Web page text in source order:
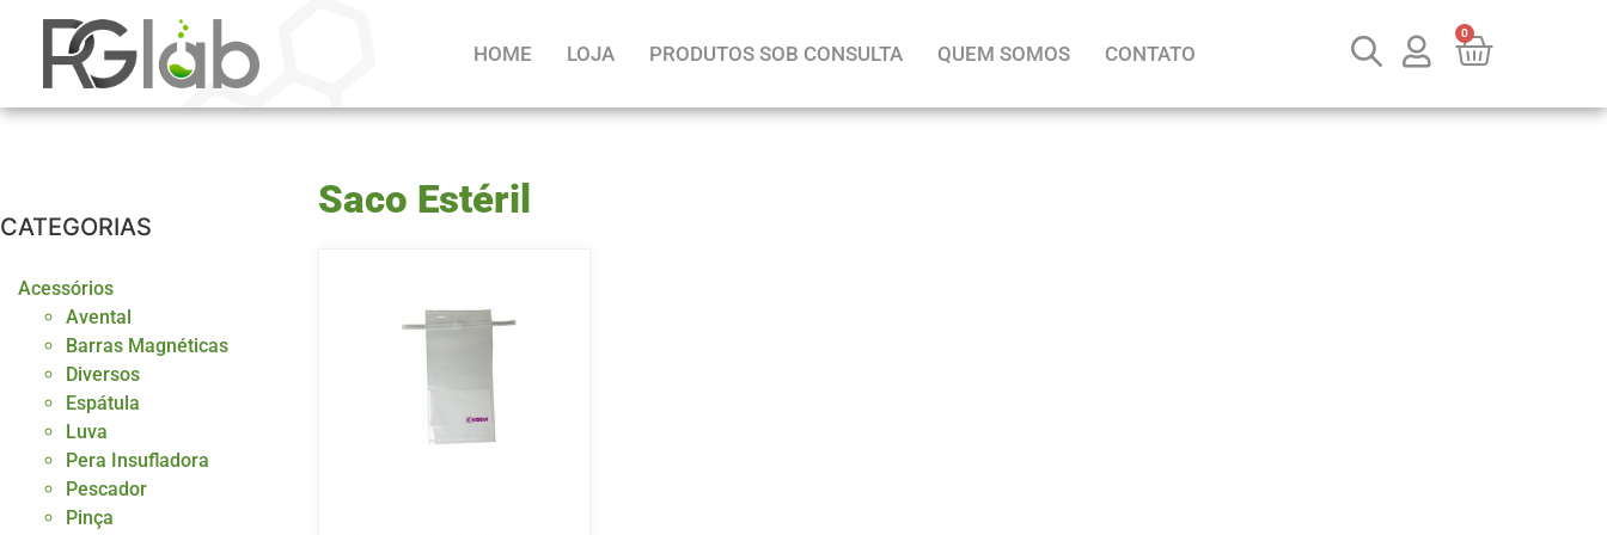
HOME LOJA PRODUTOS SOB CONSULTA QUEM SOMOS CONTATO
0
CATEGORIAS
Acessórios
Avental
Barras Magnéticas
Diversos
Espátula
Luva
Pera Insufladora
Pescador
Pinça
Saco Estéril